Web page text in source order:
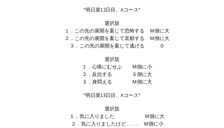
*明日菜12日目、Aコース*
選択肢
１．この先の展開を案じて恐怖する Ｍ側に大
２．この先の展開を案じて哀願する Ｍ側に大
３．この先の展開を案じて逃げる ０
選択肢
１．心痛にむせぶ Ｍ側に小
２．反抗する Ｓ側に大
３．身悶える Ｍ側に大
*明日菜13日目、Aコース*
選択肢
１．気に入りました Ｍ側に大
２．気に入りましたけど……… Ｍ側に小